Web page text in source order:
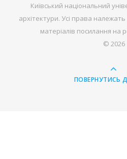
Київський національний
архітектури. Усі права
матеріалів посилання на
© 2026
ПОВЕРНУТИСЬ